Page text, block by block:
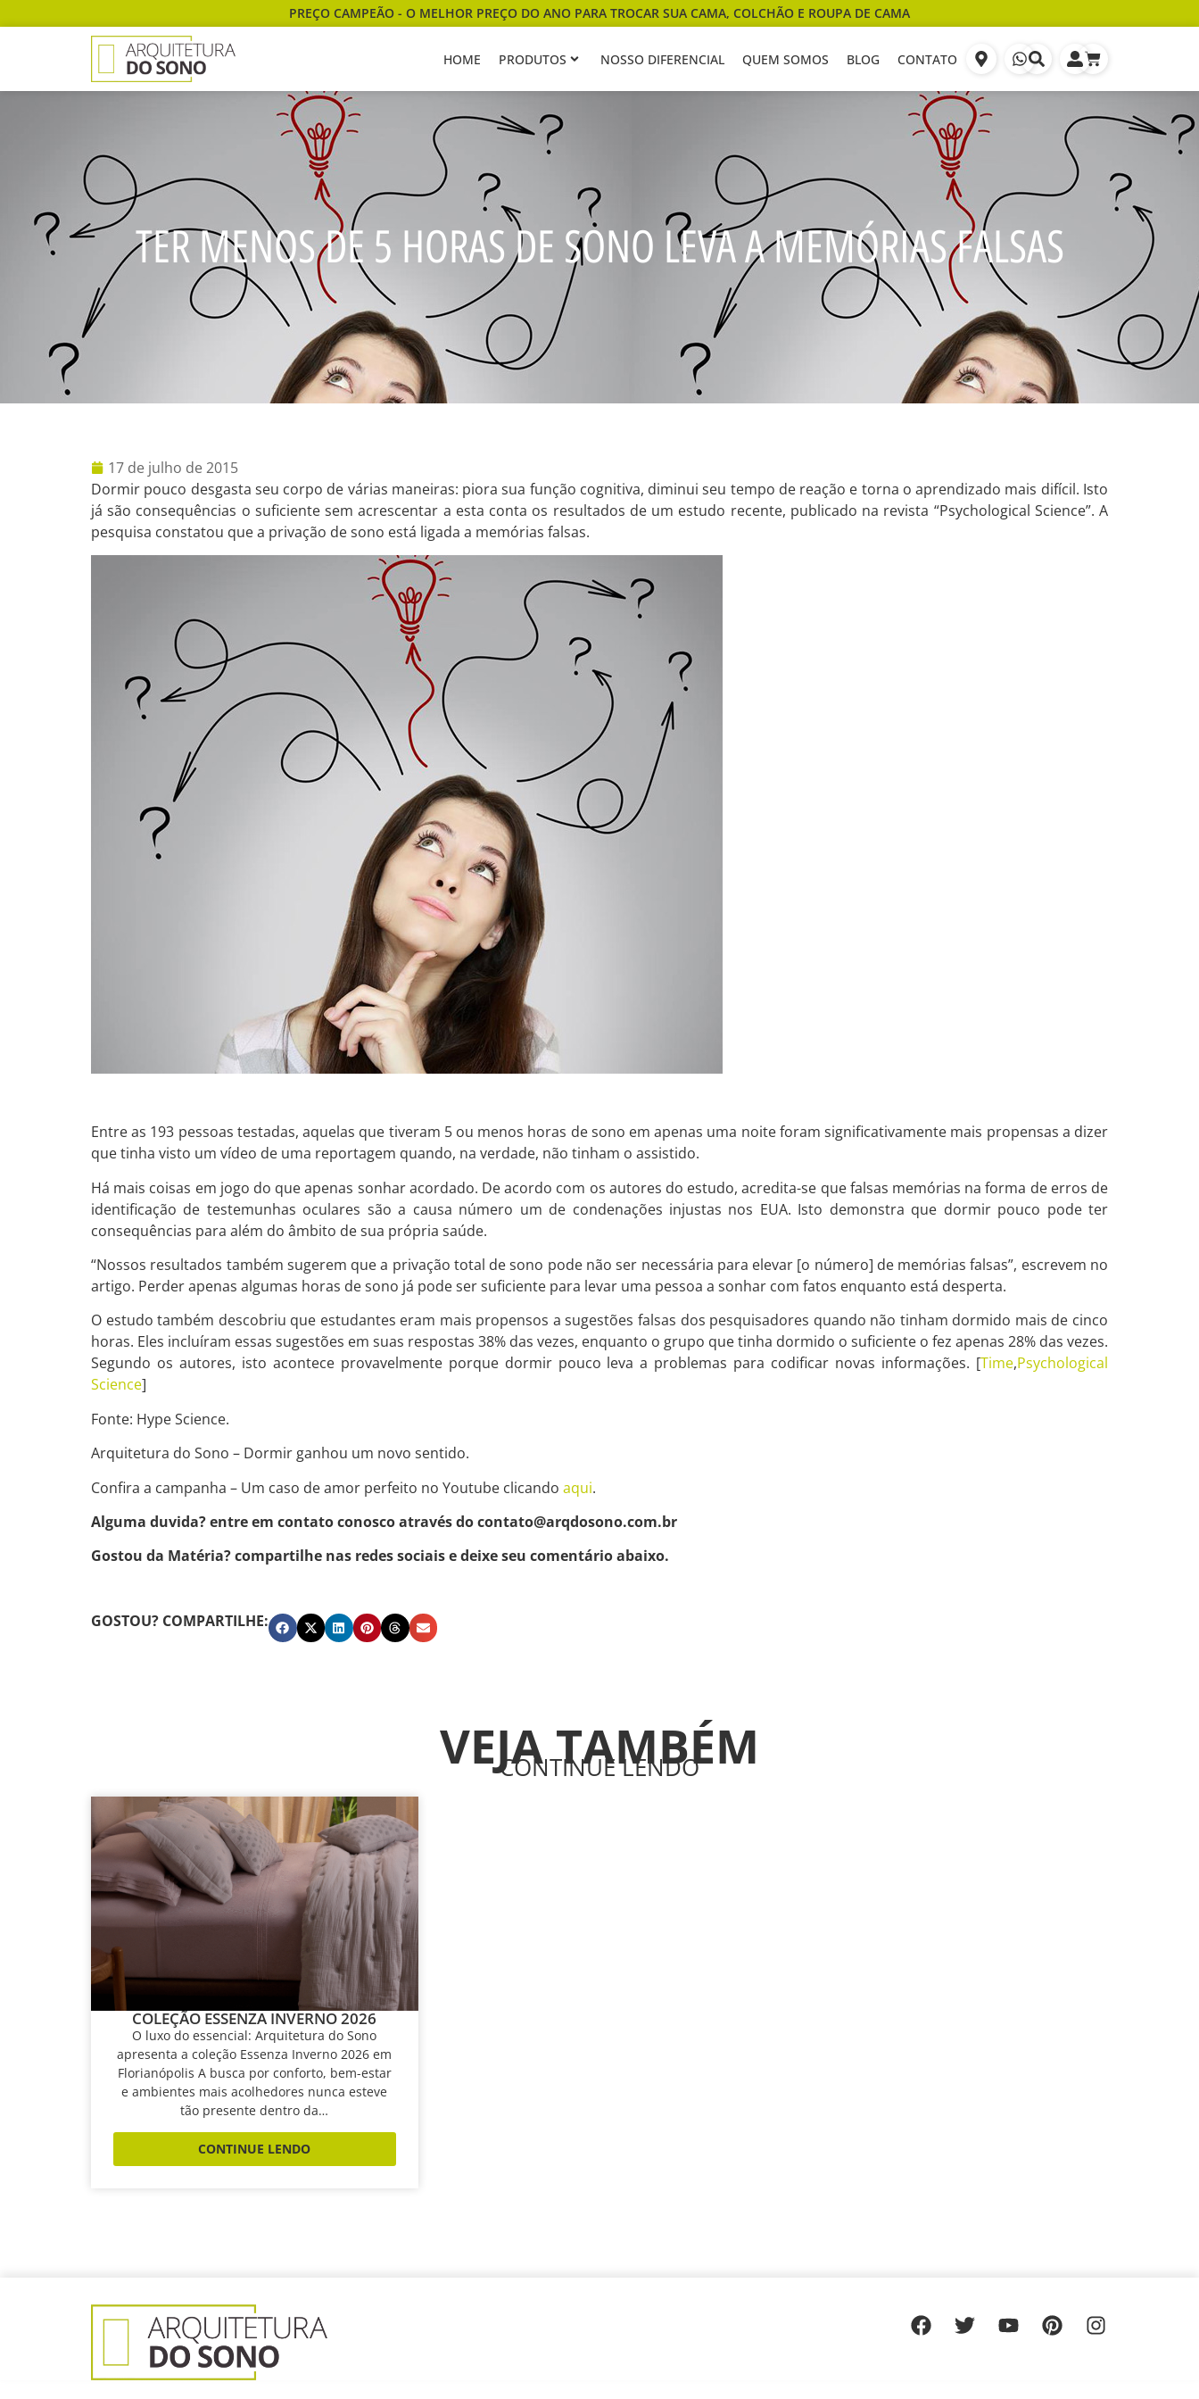
PREÇO CAMPEÃO - O MELHOR PREÇO DO ANO PARA TROCAR SUA CAMA, COLCHÃO E ROUPA DE CAMA
HOME PRODUTOS NOSSO DIFERENCIAL QUEM SOMOS BLOG CONTATO
TER MENOS DE 5 HORAS DE SONO LEVA A MEMÓRIAS FALSAS
17 de julho de 2015
Dormir pouco desgasta seu corpo de várias maneiras: piora sua função cognitiva, diminui seu tempo de reação e torna o aprendizado mais difícil. Isto
já são consequências o suficiente sem acrescentar a esta conta os resultados de um estudo recente, publicado na revista “Psychological Science”. A
pesquisa constatou que a privação de sono está ligada a memórias falsas.
Entre as 193 pessoas testadas, aquelas que tiveram 5 ou menos horas de sono em apenas uma noite foram significativamente mais propensas a dizer
que tinha visto um vídeo de uma reportagem quando, na verdade, não tinham o assistido.
Há mais coisas em jogo do que apenas sonhar acordado. De acordo com os autores do estudo, acredita-se que falsas memórias na forma de erros de
identificação de testemunhas oculares são a causa número um de condenações injustas nos EUA. Isto demonstra que dormir pouco pode ter
consequências para além do âmbito de sua própria saúde.
“Nossos resultados também sugerem que a privação total de sono pode não ser necessária para elevar [o número] de memórias falsas”, escrevem no
artigo. Perder apenas algumas horas de sono já pode ser suficiente para levar uma pessoa a sonhar com fatos enquanto está desperta.
O estudo também descobriu que estudantes eram mais propensos a sugestões falsas dos pesquisadores quando não tinham dormido mais de cinco
horas. Eles incluíram essas sugestões em suas respostas 38% das vezes, enquanto o grupo que tinha dormido o suficiente o fez apenas 28% das vezes.
Segundo os autores, isto acontece provavelmente porque dormir pouco leva a problemas para codificar novas informações. [Time,Psychological
Science]
Fonte: Hype Science.
Arquitetura do Sono – Dormir ganhou um novo sentido.
Confira a campanha – Um caso de amor perfeito no Youtube clicando aqui.
Alguma duvida? entre em contato conosco através do contato@arqdosono.com.br
Gostou da Matéria? compartilhe nas redes sociais e deixe seu comentário abaixo.
GOSTOU? COMPARTILHE:
VEJA TAMBÉM
CONTINUE LENDO
COLEÇÃO ESSENZA INVERNO 2026
O luxo do essencial: Arquitetura do Sono
apresenta a coleção Essenza Inverno 2026 em
Florianópolis A busca por conforto, bem-estar
e ambientes mais acolhedores nunca esteve
tão presente dentro da…
CONTINUE LENDO